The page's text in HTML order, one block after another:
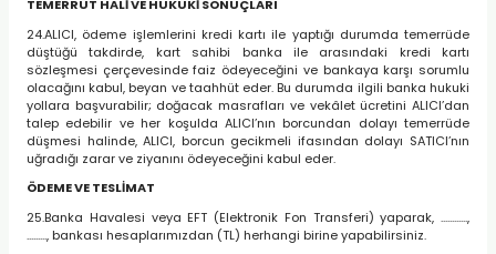
TEMERRÜT HALİ VE HUKUKİ SONUÇLARI
24.ALICI, ödeme işlemlerini kredi kartı ile yaptığı durumda temerrüde
düştüğü takdirde, kart sahibi banka ile arasındaki kredi kartı
sözleşmesi çerçevesinde faiz ödeyeceğini ve bankaya karşı sorumlu
olacağını kabul, beyan ve taahhüt eder. Bu durumda ilgili banka hukuki
yollara başvurabilir; doğacak masrafları ve vekâlet ücretini ALICI’dan
talep edebilir ve her koşulda ALICI’nın borcundan dolayı temerrüde
düşmesi halinde, ALICI, borcun gecikmeli ifasından dolayı SATICI’nın
uğradığı zarar ve ziyanını ödeyeceğini kabul eder.
ÖDEME VE TESLİMAT
25.Banka Havalesi veya EFT (Elektronik Fon Transferi) yaparak, ............,
........., bankası hesaplarımızdan (TL) herhangi birine yapabilirsiniz.